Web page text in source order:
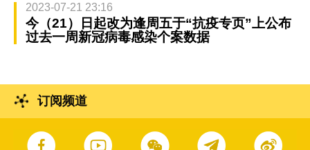
2023-07-21 23:16
今（21）日起改为逢周五于“抗疫专页”上公布
过去一周新冠病毒感染个案数据
订阅频道